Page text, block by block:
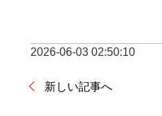
2026-06-03 02:50:10
新しい記事へ